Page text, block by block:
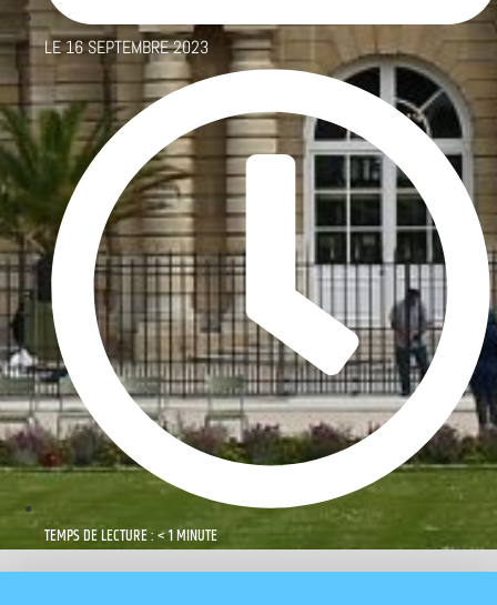
LE16 SEPTEMBRE 2023
TEMPS DE LECTURE : < 1 MINUTE